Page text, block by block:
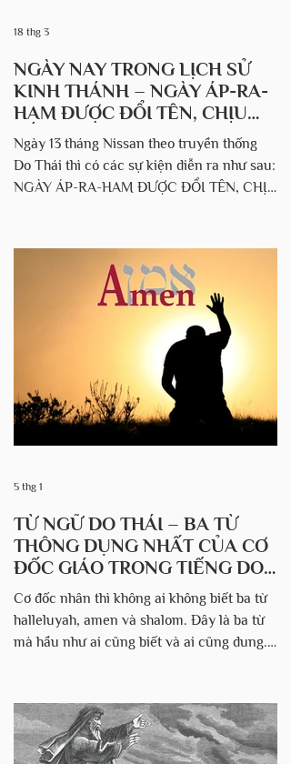
NGÀY NAY TRONG LỊCH SỬ
KINH THÁNH – NGÀY ÁP-RA-
HAM ĐƯỢC ĐỔI TÊN, CHỊU
CẮT BÌ VÀ NGÀY HA-MAN
NHẬN SẮC LỆNH GIẾT CHẾT
DÂN DO THÁI.
Ngày 13 tháng Nissan theo truyền thống
Do Thái thì có các sự kiện diễn ra như sau:
NGÀY ÁP-RA-HAM ĐƯỢC ĐỔI TÊN, CHỊU
dựng (1714 TCN), Đức Chúa Trời hiện ra với
Áp-ram, đổi tên ông thành Áp-ra-ham
("cha của vô số quốc gia") và ra lệnh cho
ông phải chịu cắt bì cho mình và tất cả các
thành viên trong gia đình - và tất cả con
cháu tương lai ở độ tuổi 8 ngày. Sáng thế
ký 17:9 -14 “Đoạn, Đức Chúa
18 thg 3
TỪ NGỮ DO THÁI – BA TỪ
THÔNG DỤNG NHẤT CỦA CƠ
ĐỐC GIÁO TRONG TIẾNG DO
THÁI CÓ NGHĨA LÀ GÌ?
Cơ đốc nhân thì không ai không biết ba từ
halleluyah, amen và shalom. Đây là ba từ
mà hầu như ai cũng biết và ai cũng dung.
thực sự bao gồm hai từ tiếng Do Thái:
hallelu , có nghĩa là ngợi khen (mệnh lệnh
số nhiều) và Yah (dạng rút gọn của
5 thg 1